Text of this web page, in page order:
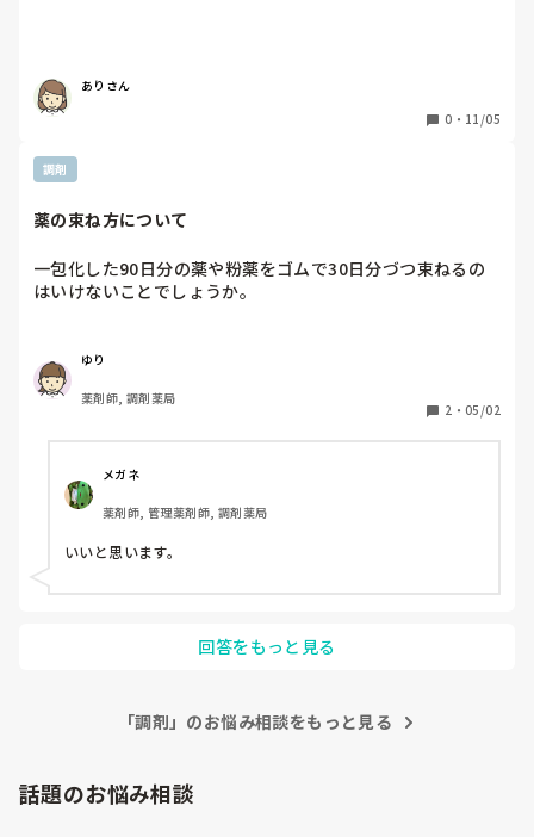
ありさん
0 ・ 11/05
調剤
薬の束ね方について
一包化した90日分の薬や粉薬をゴムで30日分づつ束ねるの
ゆり
薬剤師, 調剤薬局
2 ・ 05/02
メガネ
薬剤師, 管理薬剤師, 調剤薬局
いいと思います。
回答をもっと見る
「調剤」のお悩み相談をもっと見る
話題のお悩み相談